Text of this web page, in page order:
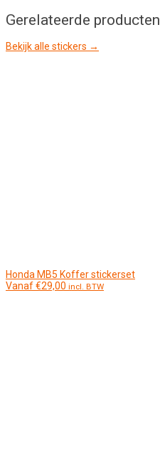
Gerelateerde producten
Bekijk alle stickers →
Honda MB5 Koffer stickerset
Vanaf€29,00 incl. BTW